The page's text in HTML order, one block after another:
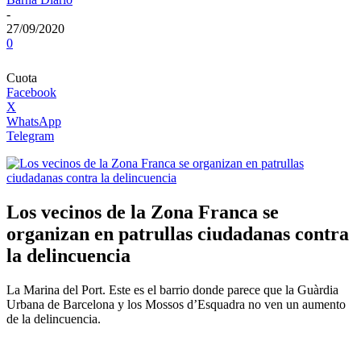
-
27/09/2020
0
Cuota
Facebook
X
WhatsApp
Telegram
Los vecinos de la Zona Franca se
organizan en patrullas ciudadanas contra
la delincuencia
La Marina del Port. Este es el barrio donde parece que la Guàrdia
Urbana de Barcelona y los Mossos d’Esquadra no ven un aumento
de la delincuencia.